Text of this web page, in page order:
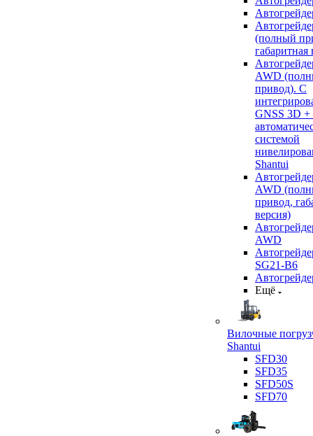
(полный
габаритная
AWD
привод). С
GNSS 3D +
системой
Shantui
AWD
привод,
версия)
AWD
SG21-B6
Ещё
Вилочные
Shantui
SFD30
SFD35
SFD50S
SFD70